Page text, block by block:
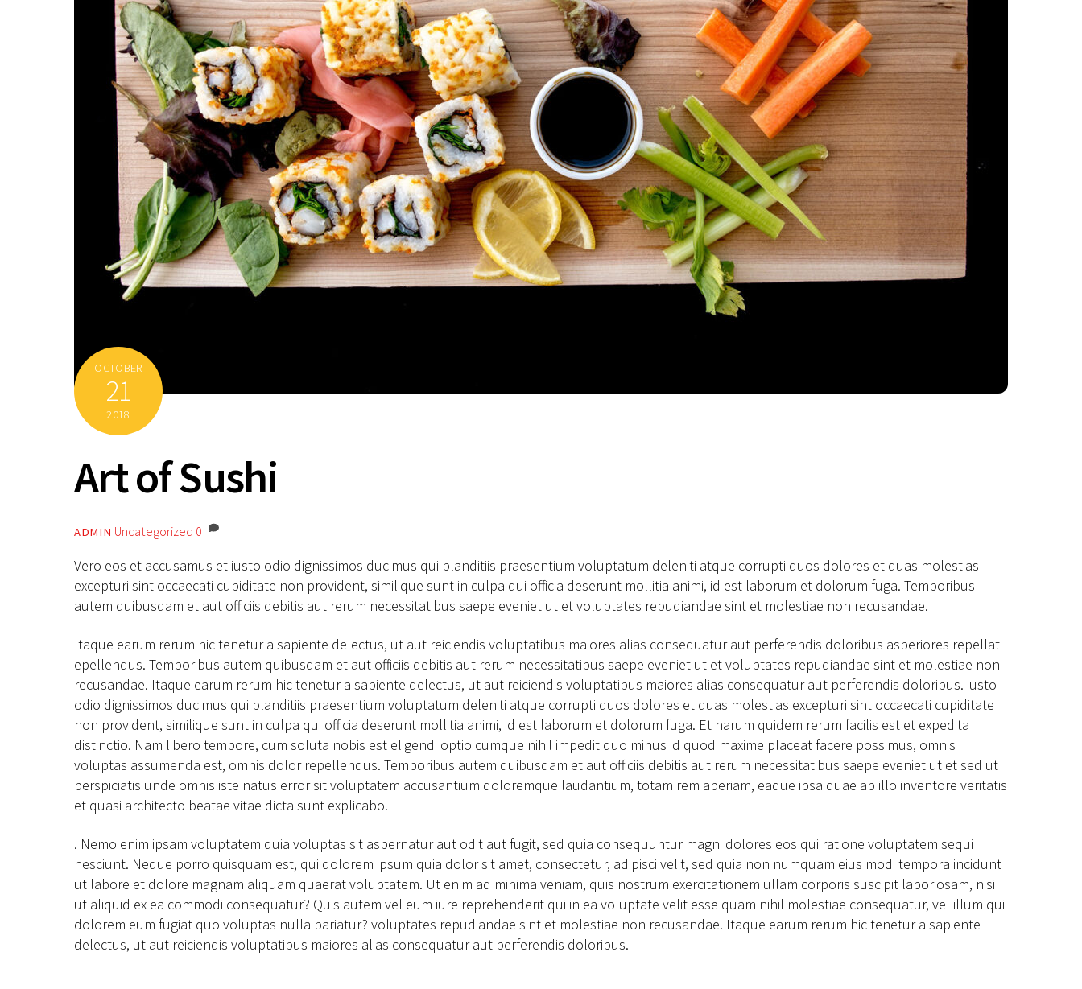
OCTOBER
21
2018
Art of Sushi
ADMIN Uncategorized 0
Vero eos et accusamus et iusto odio dignissimos ducimus qui blanditiis praesentium voluptatum deleniti atque corrupti quos dolores et quas molestias
excepturi sint occaecati cupiditate non provident, similique sunt in culpa qui officia deserunt mollitia animi, id est laborum et dolorum fuga. Temporibus
autem quibusdam et aut officiis debitis aut rerum necessitatibus saepe eveniet ut et voluptates repudiandae sint et molestiae non recusandae.
Itaque earum rerum hic tenetur a sapiente delectus, ut aut reiciendis voluptatibus maiores alias consequatur aut perferendis doloribus asperiores repellat
epellendus. Temporibus autem quibusdam et aut officiis debitis aut rerum necessitatibus saepe eveniet ut et voluptates repudiandae sint et molestiae non
recusandae. Itaque earum rerum hic tenetur a sapiente delectus, ut aut reiciendis voluptatibus maiores alias consequatur aut perferendis doloribus. iusto
odio dignissimos ducimus qui blanditiis praesentium voluptatum deleniti atque corrupti quos dolores et quas molestias excepturi sint occaecati cupiditate
non provident, similique sunt in culpa qui officia deserunt mollitia animi, id est laborum et dolorum fuga. Et harum quidem rerum facilis est et expedita
distinctio. Nam libero tempore, cum soluta nobis est eligendi optio cumque nihil impedit quo minus id quod maxime placeat facere possimus, omnis
voluptas assumenda est, omnis dolor repellendus. Temporibus autem quibusdam et aut officiis debitis aut rerum necessitatibus saepe eveniet ut et sed ut
perspiciatis unde omnis iste natus error sit voluptatem accusantium doloremque laudantium, totam rem aperiam, eaque ipsa quae ab illo inventore veritatis
et quasi architecto beatae vitae dicta sunt explicabo.
. Nemo enim ipsam voluptatem quia voluptas sit aspernatur aut odit aut fugit, sed quia consequuntur magni dolores eos qui ratione voluptatem sequi
nesciunt. Neque porro quisquam est, qui dolorem ipsum quia dolor sit amet, consectetur, adipisci velit, sed quia non numquam eius modi tempora incidunt
ut labore et dolore magnam aliquam quaerat voluptatem. Ut enim ad minima veniam, quis nostrum exercitationem ullam corporis suscipit laboriosam, nisi
ut aliquid ex ea commodi consequatur? Quis autem vel eum iure reprehenderit qui in ea voluptate velit esse quam nihil molestiae consequatur, vel illum qui
dolorem eum fugiat quo voluptas nulla pariatur? voluptates repudiandae sint et molestiae non recusandae. Itaque earum rerum hic tenetur a sapiente
delectus, ut aut reiciendis voluptatibus maiores alias consequatur aut perferendis doloribus.